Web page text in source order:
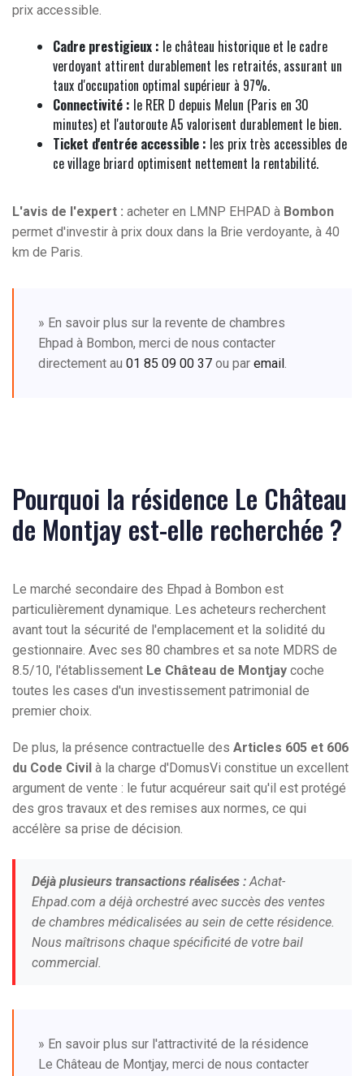
prix accessible.
Cadre prestigieux : le château historique et le cadre
verdoyant attirent durablement les retraités, assurant un
taux d'occupation optimal supérieur à 97%.
Connectivité : le RER D depuis Melun (Paris en 30
minutes) et l'autoroute A5 valorisent durablement le bien.
Ticket d'entrée accessible : les prix très accessibles de
ce village briard optimisent nettement la rentabilité.
L'avis de l'expert : acheter en LMNP EHPAD à Bombon
permet d'investir à prix doux dans la Brie verdoyante, à 40
km de Paris.
» En savoir plus sur la revente de chambres
Ehpad à Bombon, merci de nous contacter
directement au 01 85 09 00 37 ou par email.
Pourquoi la résidence Le Château
de Montjay est-elle recherchée ?
Le marché secondaire des Ehpad à Bombon est
particulièrement dynamique. Les acheteurs recherchent
avant tout la sécurité de l'emplacement et la solidité du
gestionnaire. Avec ses 80 chambres et sa note MDRS de
8.5/10, l'établissement Le Château de Montjay coche
toutes les cases d'un investissement patrimonial de
premier choix.
De plus, la présence contractuelle des Articles 605 et 606
du Code Civil à la charge d'DomusVi constitue un excellent
argument de vente : le futur acquéreur sait qu'il est protégé
des gros travaux et des remises aux normes, ce qui
accélère sa prise de décision.
Déjà plusieurs transactions réalisées :Achat-
Ehpad.com a déjà orchestré avec succès des ventes
de chambres médicalisées au sein de cette résidence.
Nous maîtrisons chaque spécificité de votre bail
commercial.
» En savoir plus sur l'attractivité de la résidence
Le Château de Montjay, merci de nous contacter